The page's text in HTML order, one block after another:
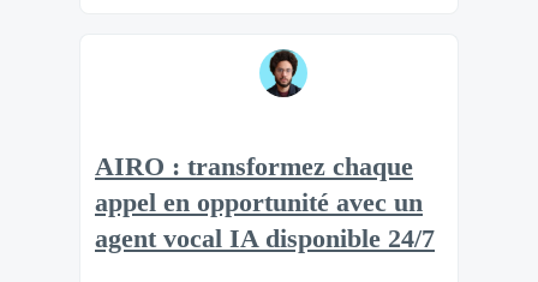
AIRO : transformez chaque
appel en opportunité avec un
agent vocal IA disponible 24/7